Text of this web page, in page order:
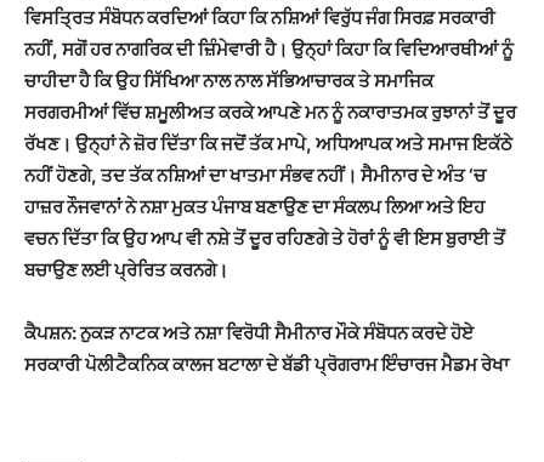
ਵਿਸਤ੍ਰਿਤ ਸੰਬੋਧਨ ਕਰਦਿਆਂ ਕਿਹਾ ਕਿ ਨਸ਼ਿਆਂ ਵਿਰੁੱਧ ਜੰਗ ਸਿਰਫ਼ਸਰਕਾਰੀ
ਨਹੀਂ,ਸਗੋਂ ਹਰ ਨਾਗਰਿਕ ਦੀ ਜ਼ਿੰਮੇਵਾਰੀ ਹੈ। ਉਨ੍ਹਾਂ ਕਿਹਾ ਕਿ ਵਿਦਿਆਰਥੀਆਂਨੂੰ
ਚਾਹੀਦਾ ਹੈ ਕਿ ਉਹ ਸਿੱਖਿਆ ਨਾਲ ਨਾਲ ਸੱਭਿਆਚਾਰਕ ਤੇ ਸਮਾਜਿਕ
ਸਰਗਰਮੀਆਂ ਵਿੱਚਸ਼ਮੂਲੀਅਤ ਕਰਕੇ ਆਪਣੇ ਮਨ ਨੂੰ ਨਕਾਰਾਤਮਕ ਰੁਝਾਨਾਂ ਤੋਂ ਦੂਰ
ਰੱਖਣ। ਉਨ੍ਹਾਂ ਨੇ ਜ਼ੋਰਦਿੱਤਾ ਕਿ ਜਦੋਂ ਤੱਕ ਮਾਪੇ,ਅਧਿਆਪਕ ਅਤੇ ਸਮਾਜ ਇਕੱਠੇ
ਨਹੀਂ ਹੋਣਗੇ, ਤਦ ਤੱਕ ਨਸ਼ਿਆਂਦਾ ਖਾਤਮਾ ਸੰਭਵ ਨਹੀਂ। ਸੈਮੀਨਾਰ ਦੇ ਅੰਤ‘ਚ
ਹਾਜ਼ਰ ਨੌਜਵਾਨਾਂ ਨੇ ਨਸ਼ਾ ਮੁਕਤ ਪੰਜਾਬਬਣਾਉਣ ਦਾ ਸੰਕਲਪ ਲਿਆ ਅਤੇ ਇਹ
ਵਚਨ ਦਿੱਤਾ ਕਿ ਉਹ ਆਪ ਵੀ ਨਸ਼ੇ ਤੋਂ ਦੂਰ ਰਹਿਣਗੇ ਤੇਹੋਰਾਂ ਨੂੰ ਵੀ ਇਸ ਬੁਰਾਈ ਤੋਂ
ਬਚਾਉਣ ਲਈ ਪ੍ਰੇਰਿਤ ਕਰਨਗੇ।
ਕੈਪਸ਼ਨ: ਨੁਕੜ ਨਾਟਕ ਅਤੇ ਨਸ਼ਾ ਵਿਰੋਧੀ ਸੈਮੀਨਾਰ ਮੌਕੇ ਸੰਬੋਧਨ ਕਰਦੇ ਹੋਏ
ਸਰਕਾਰੀ ਪੋਲੀਟੈਕਨਿਕ ਕਾਲਜ ਬਟਾਲਾ ਦੇ ਬੱਡੀ ਪ੍ਰੋਗਰਾਮ ਇੰਚਾਰਜ ਮੈਡਮ ਰੇਖਾ